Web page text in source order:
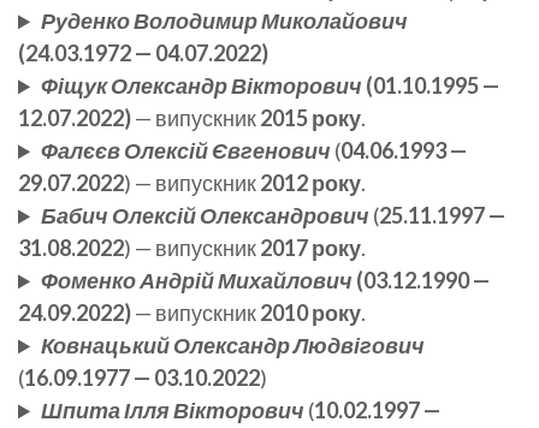
Руденко Володимир Миколайович
(24.03.1972 — 04.07.2022)
Фіщук Олександр Вікторович (01.10.1995 —
12.07.2022)— випускник2015 року.
Фалєєв Олексій Євгенович (04.06.1993 —
29.07.2022) — випускник2012 року.
Бабич Олексій Олександрович (25.11.1997 —
31.08.2022) — випускник2017 року.
Фоменко Андрій Михайлович (03.12.1990 —
24.09.2022)— випускник2010 року.
Ковнацький Олександр Людвігович
(16.09.1977 — 03.10.2022)
Шпита Ілля Вікторович (10.02.1997 —